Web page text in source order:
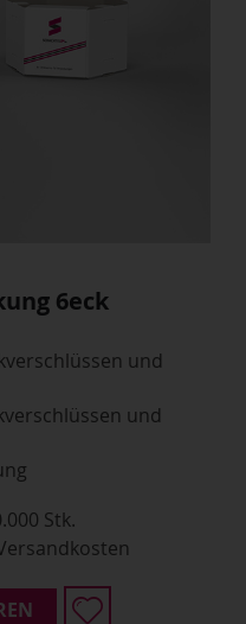
6eck
und
und
Stk.